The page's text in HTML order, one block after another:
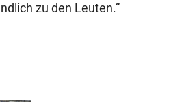
zu den Leuten.“